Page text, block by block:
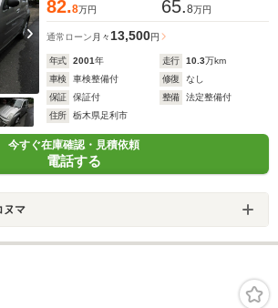
82.8万円 65.8万円
通常ローン 月々 13,500円
年式 2001年 走行 10.3万km
車検
車検整備付 修復
なし
保証
保証付 整備
法定整備付
住所
栃木県足利市
今すぐ在庫確認・見積依頼
電話する
ヌマ